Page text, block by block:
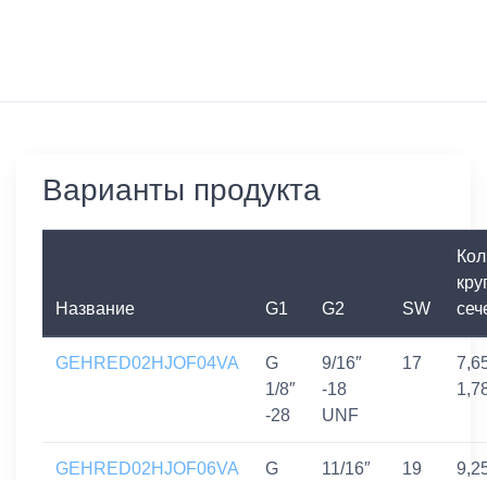
Варианты продукта
Название G1 G2 SW
GEHRED02HJOF04VA
G
1/8″
-28
9/16″
-18
UNF
17
GEHRED02HJOF06VA
G
11/16″
19